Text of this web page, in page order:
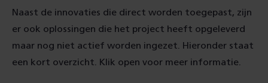
Naast de innovaties die direct worden toegepast, zijn
er ook oplossingen die het project heeft opgeleverd
maar nog niet actief worden ingezet. Hieronder staat
een kort overzicht. Klik open voor meer informatie.